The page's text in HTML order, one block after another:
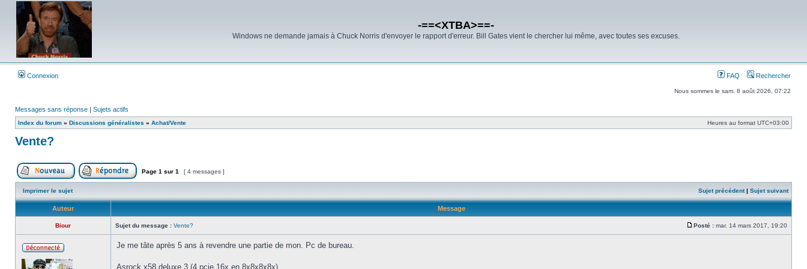
-==<XTBA>==-
Windows ne demande jamais à Chuck Norris d'envoyer le rapport d'erreur. Bill Gates vient le chercher lui même, avec toutes ses excuses.
Connexion FAQ Rechercher
Nous sommes le sam. 8 août 2026, 07:22
Messages sans réponse | Sujets actifs
Index du forum » Discussions généralistes » Achat/Vente Heures au format UTC+03:00
Vente?
Poster un nouveau sujetRépondre au sujet
Page 1 sur 1 [ 4 messages ]
Imprimer le sujet Sujet précédent| Sujet suivant
Auteur Message
Biour Sujet du message : Vente?
Posté : mar. 14 mars 2017, 19:20
ligne
Je me tâte après 5 ans à revendre une partie de mon. Pc de bureau.
Asrock x58 deluxe 3 (4 pcie 16x en 8x8x8x8x)